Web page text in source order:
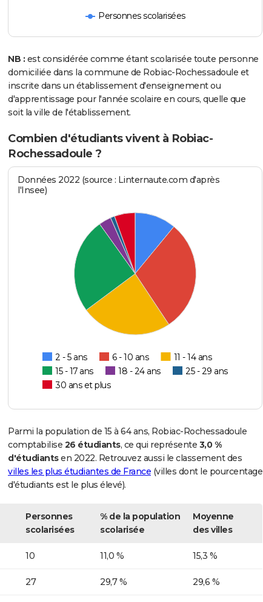
Personnes scolarisées
NB : est considérée comme étant scolarisée toute personne
domiciliée dans la commune de Robiac-Rochessadoule et
inscrite dans un établissement d'enseignement ou
d'apprentissage pour l'année scolaire en cours, quelle que
soit la ville de l'établissement.
Combien d'étudiants vivent à Robiac-
Rochessadoule ?
Données 2022 (source : Linternaute.com d'après
l'Insee)
2 - 5 ans 6 - 10 ans
11 - 14 ans
15 - 17 ans
18 - 24 ans
25 - 29 ans
30 ans et plus
Parmi la population de 15 à 64 ans, Robiac-Rochessadoule
comptabilise 26 étudiants, ce qui représente 3,0 %
d'étudiantsen 2022. Retrouvez aussi le classement des
villes les plus étudiantes de France (villes dont le pourcentage
d'étudiants est le plus élevé).
Personnes
scolarisées
% de la population
scolarisée
Moyenne
des villes
10 11,0 % 15,3 %
27 29,7 % 29,6 %